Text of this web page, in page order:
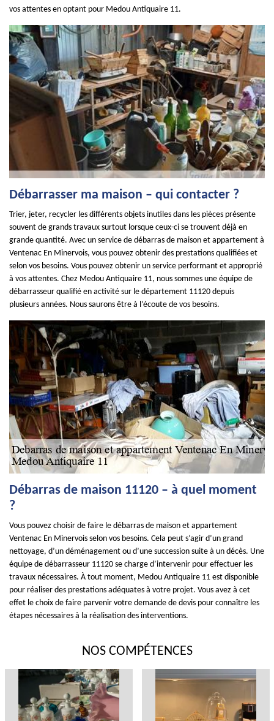
vos attentes en optant pour Medou Antiquaire 11.
Débarrasser ma maison – qui contacter ?
Trier, jeter, recycler les différents objets inutiles dans les pièces présente
souvent de grands travaux surtout lorsque ceux-ci se trouvent déjà en
grande quantité. Avec un service de débarras de maison et appartement à
Ventenac En Minervois, vous pouvez obtenir des prestations qualifiées et
selon vos besoins. Vous pouvez obtenir un service performant et approprié
à vos attentes. Chez Medou Antiquaire 11, nous sommes une équipe de
débarrasseur qualifié en activité sur le département 11120 depuis
plusieurs années. Nous saurons être à l’écoute de vos besoins.
Débarras de maison 11120 – à quel moment
?
Vous pouvez choisir de faire le débarras de maison et appartement
Ventenac En Minervois selon vos besoins. Cela peut s’agir d’un grand
nettoyage, d’un déménagement ou d’une succession suite à un décès. Une
équipe de débarrasseur 11120 se charge d’intervenir pour effectuer les
travaux nécessaires. À tout moment, Medou Antiquaire 11 est disponible
pour réaliser des prestations adéquates à votre projet. Vous avez à cet
effet le choix de faire parvenir votre demande de devis pour connaître les
étapes nécessaires à la réalisation des interventions.
NOS COMPÉTENCES